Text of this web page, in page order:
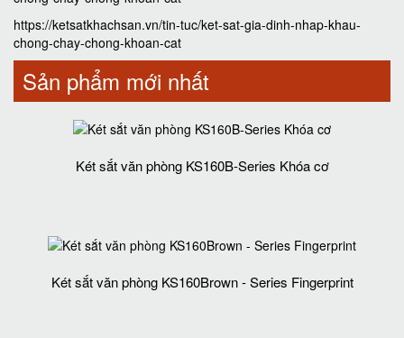
https://ketsatkhachsan.vn/tin-tuc/ket-sat-gia-dinh-nhap-khau-
chong-chay-chong-khoan-cat
Sản phẩm mới nhất
Két sắt văn phòng KS160B-Series Khóa cơ
Két sắt văn phòng KS160Brown - Series Fingerprint